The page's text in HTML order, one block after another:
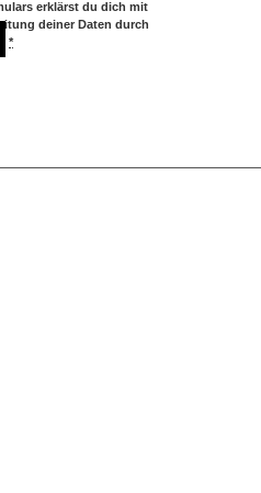
erklärst du dich mit
deiner Daten durch
*